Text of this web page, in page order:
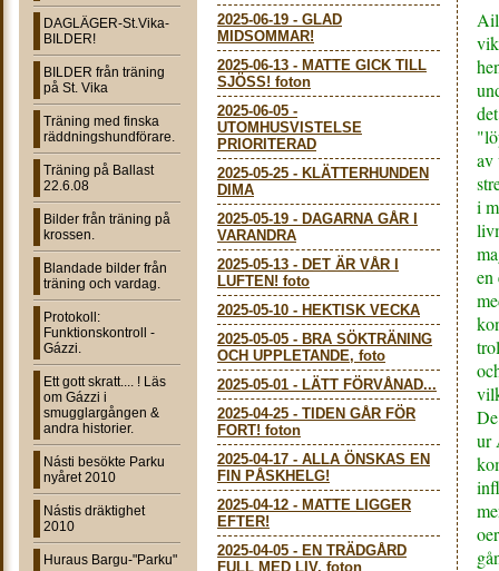
DAGLÄGER-St.Vika-
BILDER!
BILDER från träning
på St. Vika
Träning med finska
räddningshundförare.
Träning på Ballast
22.6.08
Bilder från träning på
krossen.
Blandade bilder från
träning och vardag.
Protokoll:
Funktionskontroll -
Gázzi.
Ett gott skratt.... ! Läs
om Gázzi i
smugglargången &
andra historier.
Násti besökte Parku
nyåret 2010
Nástis dräktighet
2010
Huraus Bargu-"Parku"
2025-06-19 - GLAD
MIDSOMMAR!
2025-06-13 - MATTE GICK TILL
SJÖSS! foton
2025-06-05 -
UTOMHUSVISTELSE
PRIORITERAD
2025-05-25 - KLÄTTERHUNDEN
DIMA
2025-05-19 - DAGARNA GÅR I
VARANDRA
2025-05-13 - DET ÄR VÅR I
LUFTEN! foto
2025-05-10 - HEKTISK VECKA
2025-05-05 - BRA SÖKTRÄNING
OCH UPPLETANDE, foto
2025-05-01 - LÄTT FÖRVÅNAD...
2025-04-25 - TIDEN GÅR FÖR
FORT! foton
2025-04-17 - ALLA ÖNSKAS EN
FIN PÅSKHELG!
2025-04-12 - MATTE LIGGER
EFTER!
2025-04-05 - EN TRÄDGÅRD
FULL MED LIV, foton
av
i
en
ur